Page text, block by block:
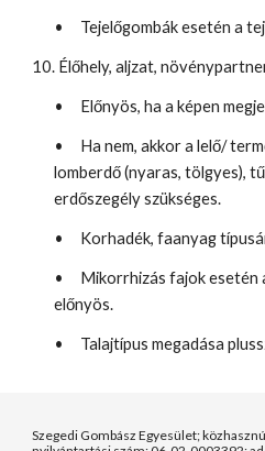
• Tejelőgombák esetén a
10. Élőhely, aljzat,
• Előnyös, ha a képen
•
Ha nem, akkor a lelő/
lomberdő (nyaras, tölgyes),
erdőszegély szükséges.
• Korhadék, faanyag
•
Mikorrhizás fajok esetén
előnyös.
• Talajtípus megadása
Szegedi Gombász Egyesület;